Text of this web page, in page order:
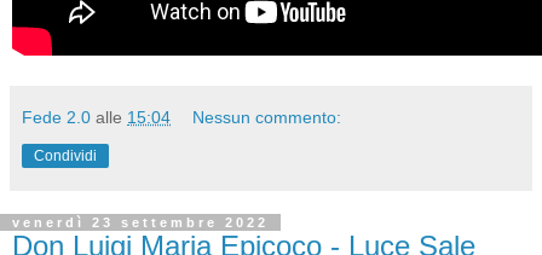
Fede 2.0 alle 15:04 Nessun commento:
Condividi
venerdì 23 settembre 2022
Don Luigi Maria Epicoco - Luce Sale